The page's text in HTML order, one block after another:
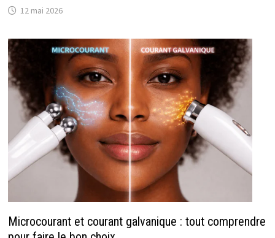
12 mai 2026
Microcourant et courant galvanique : tout comprendre